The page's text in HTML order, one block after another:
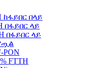
ከፋይበር በላይ
በፋይበር ላይ
በፋይበር ላይ
PON
FTTH